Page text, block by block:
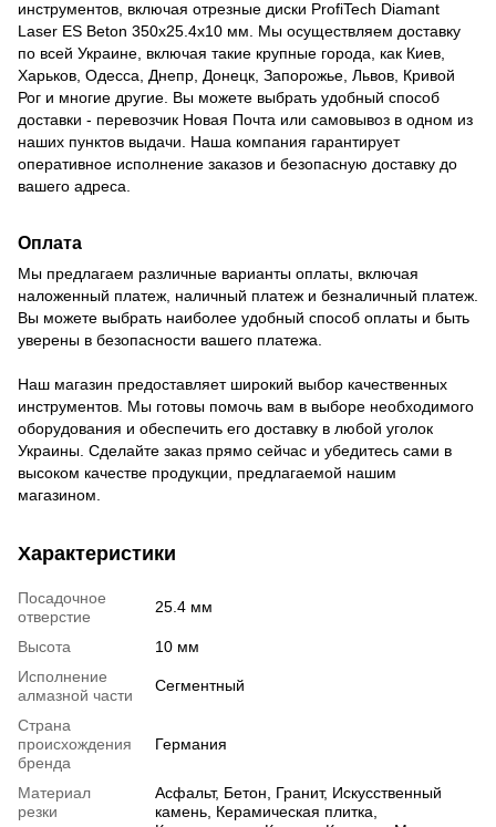
инструментов, включая отрезные диски ProfiTech Diamant
Laser ES Beton 350х25.4х10 мм. Мы осуществляем доставку
по всей Украине, включая такие крупные города, как Киев,
Харьков, Одесса, Днепр, Донецк, Запорожье, Львов, Кривой
Рог и многие другие. Вы можете выбрать удобный способ
доставки - перевозчик Новая Почта или самовывоз в одном из
наших пунктов выдачи. Наша компания гарантирует
оперативное исполнение заказов и безопасную доставку до
вашего адреса.
Оплата
Мы предлагаем различные варианты оплаты, включая
наложенный платеж, наличный платеж и безналичный платеж.
Вы можете выбрать наиболее удобный способ оплаты и быть
уверены в безопасности вашего платежа.
Наш магазин предоставляет широкий выбор качественных
инструментов. Мы готовы помочь вам в выборе необходимого
оборудования и обеспечить его доставку в любой уголок
Украины. Сделайте заказ прямо сейчас и убедитесь сами в
высоком качестве продукции, предлагаемой нашим
магазином.
Характеристики
Посадочное
отверстие
25.4 мм
Высота
10 мм
Исполнение
алмазной части
Сегментный
Страна
происхождения
бренда
Германия
Материал
резки
Асфальт, Бетон, Гранит, Искусственный
камень, Керамическая плитка,